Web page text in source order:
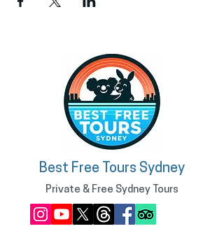
Best Free Tours Sydney
Private & Free Sydney Tours